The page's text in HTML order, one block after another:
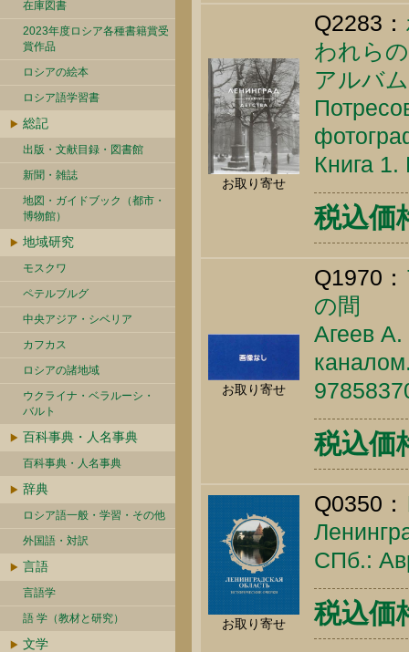
在庫図書
2023年度ロシア各種書籍賞受
賞作品
ロシアの絵本
ロシア語学習書
総記
出版・文献目録・図書館
新聞・雑誌
地図・ガイドブック（都市・
博物館）
地域研究
モスクワ
ペテルブルグ
中央アジア・シベリア
カフカス
ロシアの諸地域
ウクライナ・ベラルーシ・
バルト
百科事典・人名事典
百科事典・人名事典
辞典
ロシア語一般・学習・その他
外国語・対訳
言語
言語学
語 学（教材と研究）
文学
お取り寄せ
Q2283：
われら
アルバ
Книга
税込価
お取り寄せ
Q1970：
の間
Агеев
税込価
お取り寄せ
Q0350：
СПб.:
税込価